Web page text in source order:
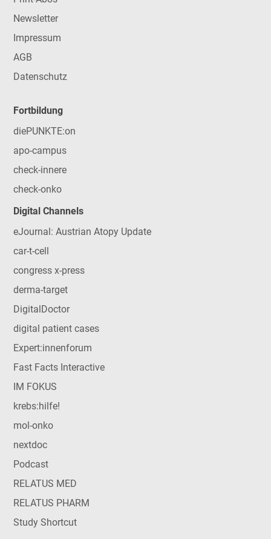
Newsletter
Impressum
AGB
Datenschutz
Fortbildung
diePUNKTE:on
apo-campus
check-innere
check-onko
Digital Channels
eJournal: Austrian Atopy Update
car-t-cell
congress x-press
derma-target
DigitalDoctor
digital patient cases
Expert:innenforum
Fast Facts Interactive
IM FOKUS
krebs:hilfe!
mol-onko
nextdoc
Podcast
RELATUS MED
RELATUS PHARM
Study Shortcut